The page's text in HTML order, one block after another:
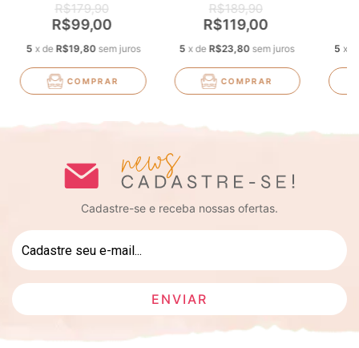
R$179,90
R$99,00
5 x de R$19,80 sem juros
COMPRAR
R$189,90
R$119,00
5 xdeR$23,80 sem juros
COMPRAR
5 x
Cadastre-se e receba nossas ofertas.